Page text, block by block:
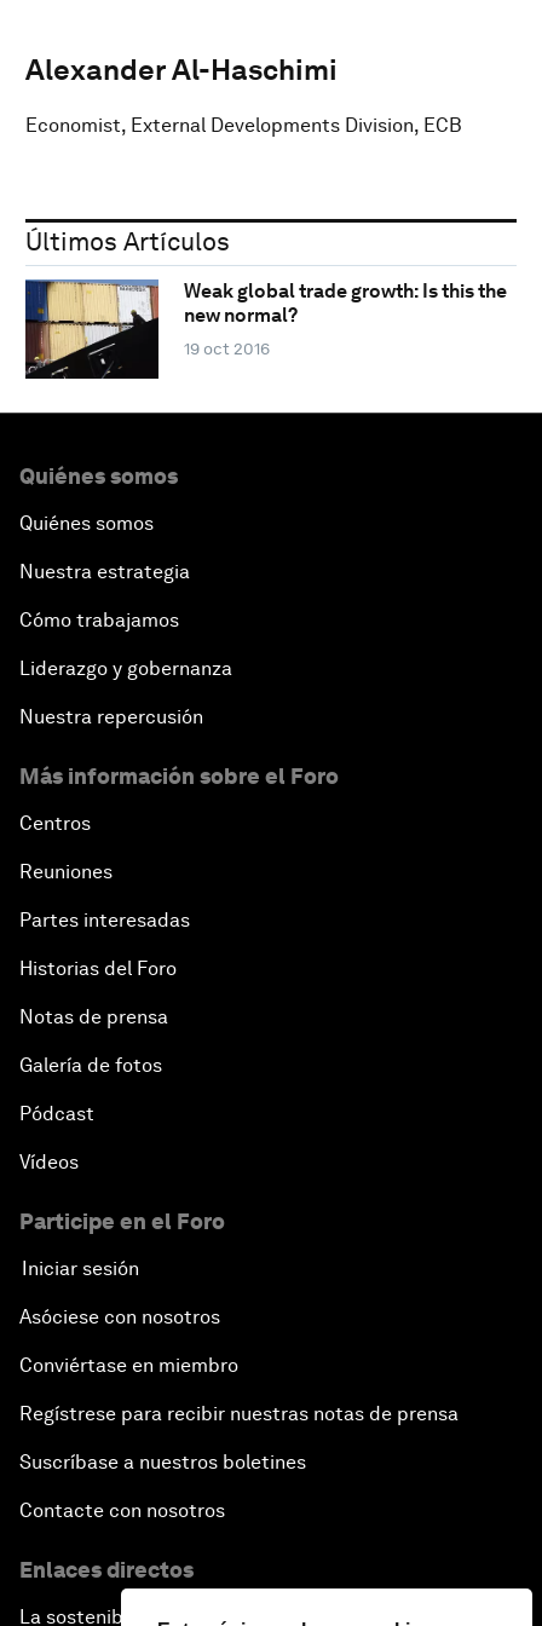
Alexander Al-Haschimi
Economist, External Developments Division, ECB
Últimos Artículos
Weak global trade growth: Is this the
new normal?
19 oct 2016
Quiénes somos
Quiénes somos
Nuestra estrategia
Cómo trabajamos
Liderazgo y gobernanza
Nuestra repercusión
Más información sobre el Foro
Centros
Reuniones
Partes interesadas
Historias del Foro
Notas de prensa
Galería de fotos
Pódcast
Vídeos
Participe en el Foro
Iniciar sesión
Asóciese con nosotros
Conviértase en miembro
Regístrese para recibir nuestras notas de prensa
Suscríbase a nuestros boletines
Contacte con nosotros
Enlaces directos
La sostenibilidad en el Foro